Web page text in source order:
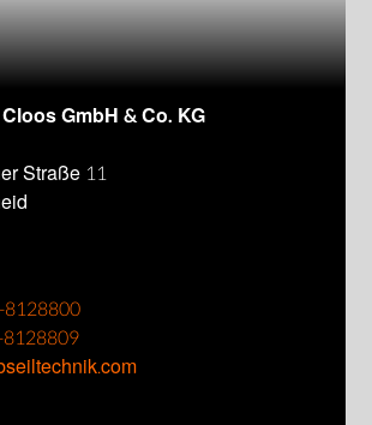
GmbH & Co. KG
Straße 11